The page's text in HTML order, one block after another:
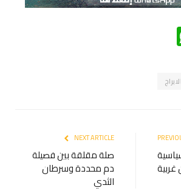
WhatsApp
غربية
NEXT ARTICLE
صلة مقلقة بين فصيلة
دم محددة وسرطان
الثدي